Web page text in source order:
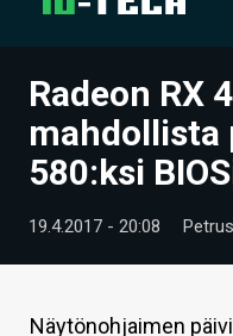
UUTISET
ARTIKKELIT
VIDEOT
TECHBBS
TIETOA
Radeon RX
mahdollista
580:ksi
19.4.2017 - 20:08
Näytönohjaimen